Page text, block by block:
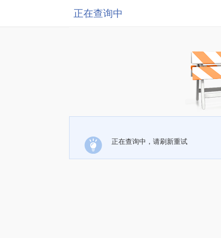
正在查询中
正在查询中，请刷新重试